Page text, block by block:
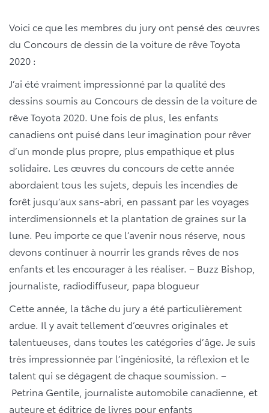
Voici ce que les membres du jury ont pensé des œuvres
du Concours de dessin de la voiture de rêve Toyota
2020 :
J’ai été vraiment impressionné par la qualité des
dessins soumis au Concours de dessin de la voiture de
rêve Toyota 2020. Une fois de plus, les enfants
canadiens ont puisé dans leur imagination pour rêver
d’un monde plus propre, plus empathique et plus
solidaire. Les œuvres du concours de cette année
abordaient tous les sujets, depuis les incendies de
forêt jusqu’aux sans-abri, en passant par les voyages
interdimensionnels et la plantation de graines sur la
lune. Peu importe ce que l’avenir nous réserve, nous
devons continuer à nourrir les grands rêves de nos
enfants et les encourager à les réaliser. – Buzz Bishop,
journaliste, radiodiffuseur, papa blogueur
Cette année, la tâche du jury a été particulièrement
ardue. Il y avait tellement d’œuvres originales et
talentueuses, dans toutes les catégories d’âge. Je suis
très impressionnée par l’ingéniosité, la réflexion et le
talent qui se dégagent de chaque soumission. –
Petrina Gentile, journaliste automobile canadienne, et
auteure et éditrice de livres pour enfants